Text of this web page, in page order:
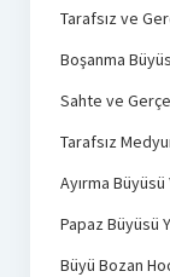
Tarafsız ve
Boşanma
Sahte ve
Tarafsız
Ayırma
Papaz Büyüsü
Büyü Bozan